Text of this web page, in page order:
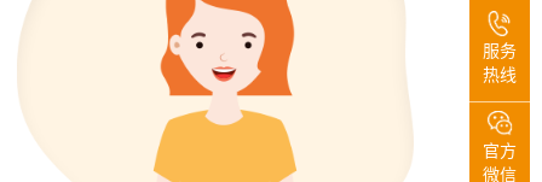
服务
热线
官方
微信